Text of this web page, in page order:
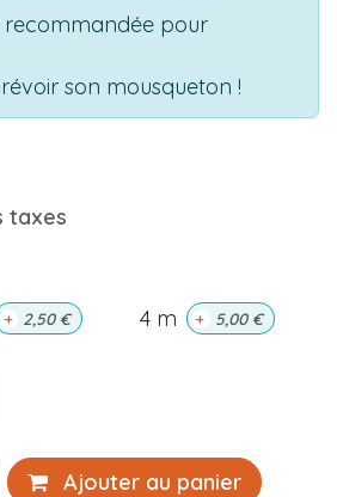
recommandée pour
son mousqueton !
taxes
+ 2,50€ 4 m + 5,00€
Ajouter au panier